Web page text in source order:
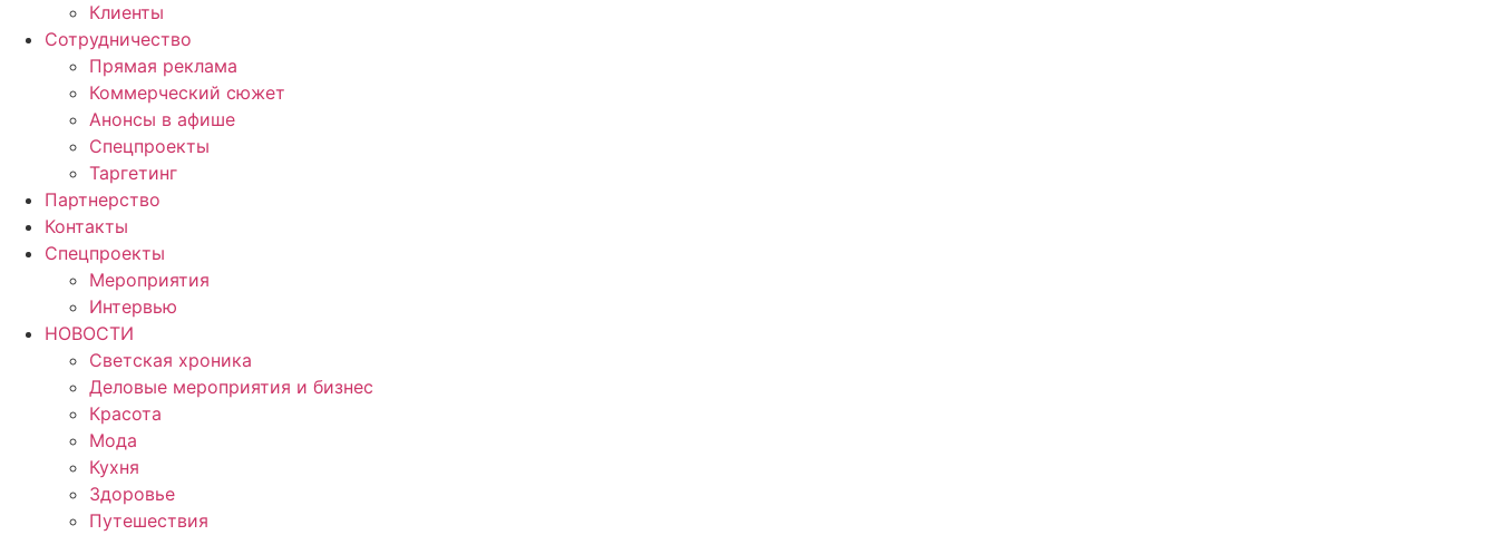
Клиенты
Сотрудничество
Прямая реклама
Коммерческий сюжет
Анонсы в афише
Cпецпроекты
Таргетинг
Партнерство
Контакты
Спецпроекты
Мероприятия
Интервью
НОВОСТИ
Светская хроника
Деловые мероприятия и бизнес
Красота
Мода
Кухня
Здоровье
Путешествия